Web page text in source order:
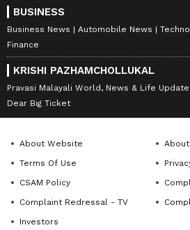
BUSINESS
Business News Automobile News
Finance
KRISHI PAZHAMCHOLLUKAL
Pravasi Malayali World, News & Life
Dear Big Ticket
About Website
About
Terms Of Use
CSAM Policy
Complaint Redressal - TV
Investors